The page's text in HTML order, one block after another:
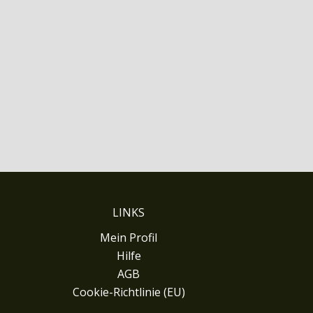
LINKS
Mein Profil
Hilfe
AGB
Cookie-Richtlinie (EU)